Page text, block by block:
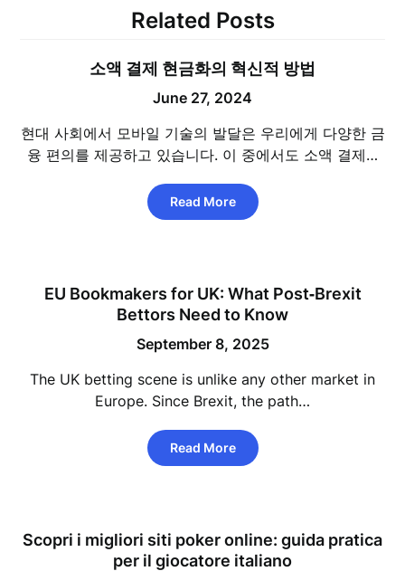
Related Posts
소액 결제 현금화의 혁신적 방법
June 27, 2024
현대 사회에서 모바일 기술의 발달은 우리에게 다양한 금
융 편의를 제공하고 있습니다. 이 중에서도 소액 결제…
Read More
EU Bookmakers for UK: What Post‑Brexit
Bettors Need to Know
September 8, 2025
The UK betting scene is unlike any other market in
Europe. Since Brexit, the path…
Read More
Scopri i migliori siti poker online: guida pratica
per il giocatore italiano